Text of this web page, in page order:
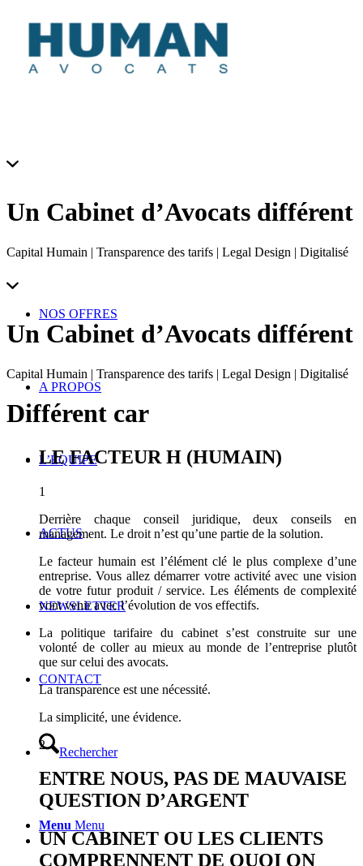
NOS OFFRES
A PROPOS
L’ÉQUIPE
ACTUS
NEWSLETTER
CONTACT
Rechercher
Menu Menu
Un Cabinet d’Avocats différent
Capital Humain | Transparence des tarifs | Legal Design | Digitalisé
Un Cabinet d’Avocats différent
Capital Humain | Transparence des tarifs | Legal Design | Digitalisé
Différent car
LE FACTEUR H (HUMAIN)
1
Derrière chaque conseil juridique, deux conseils en
management. Le droit n’est qu’une partie de la solution.
Le facteur humain est l’élément clé le plus complexe d’une
entreprise. Vous allez démarrer votre activité avec une vision
de votre futur produit / service. Les éléments de complexité
vont venir avec l’évolution de vos effectifs.
La politique tarifaire du cabinet s’est construite sur une
volonté de coller au mieux au monde de l’entreprise plutôt
que sur celui des avocats.
La transparence est une nécessité.
La simplicité, une évidence.
2
ENTRE NOUS, PAS DE MAUVAISE
QUESTION D’ARGENT
UN CABINET OU LES CLIENTS
COMPRENNENT DE QUOI ON